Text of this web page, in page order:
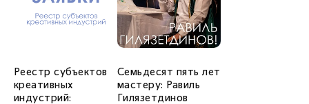
Реестр субъектов
креативных
индустрий:
Семьдесят пять лет
мастеру: Равиль
Гилязетдинов